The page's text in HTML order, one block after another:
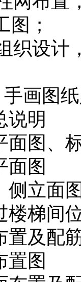
；
设计
图纸
明
图、
图
立面
梯间位
及配
图